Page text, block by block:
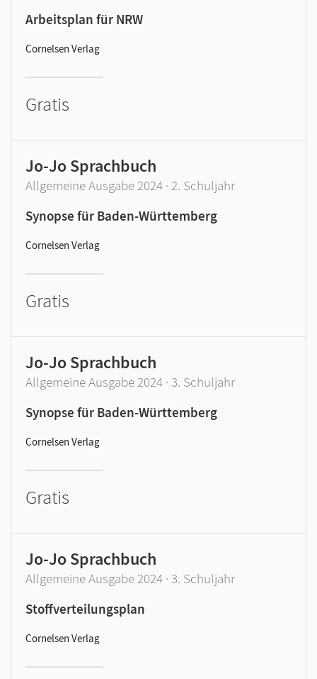
Arbeitsplan für NRW
Cornelsen Verlag
Gratis
Jo-Jo Sprachbuch
Allgemeine Ausgabe 2024 · 2. Schuljahr
Synopse für Baden-Württemberg
Cornelsen Verlag
Gratis
Jo-Jo Sprachbuch
Allgemeine Ausgabe 2024 · 3. Schuljahr
Synopse für Baden-Württemberg
Cornelsen Verlag
Gratis
Jo-Jo Sprachbuch
Allgemeine Ausgabe 2024 · 3. Schuljahr
Stoffverteilungsplan
Cornelsen Verlag